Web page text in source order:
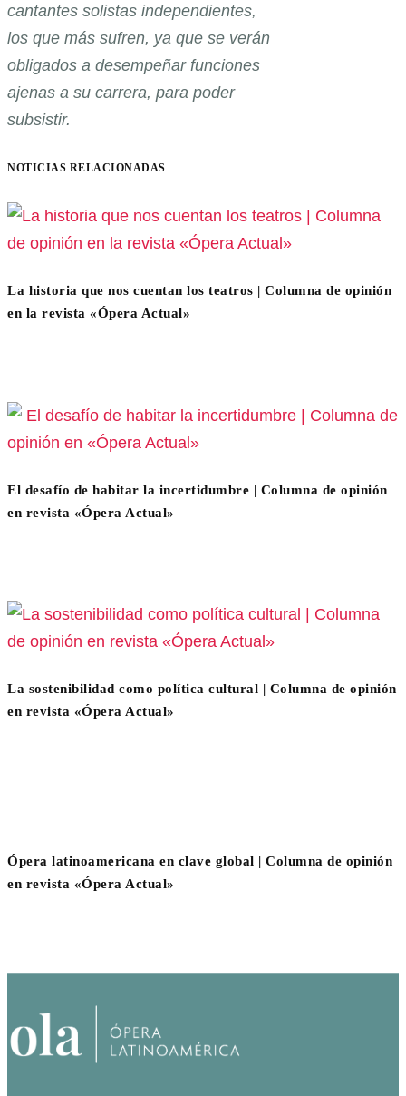
cantantes solistas independientes,
los que más sufren, ya que se verán
obligados a desempeñar funciones
ajenas a su carrera, para poder
subsistir.
NOTICIAS RELACIONADAS
La historia que nos cuentan los teatros | Columna de opinión
en la revista «Ópera Actual»
El desafío de habitar la incertidumbre | Columna de opinión
en revista «Ópera Actual»
La sostenibilidad como política cultural | Columna de opinión
en revista «Ópera Actual»
Ópera latinoamericana en clave global | Columna de opinión
en revista «Ópera Actual»